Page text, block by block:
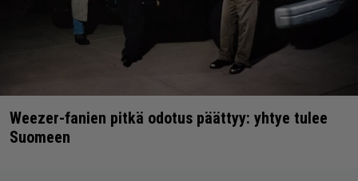
Weezer-fanien pitkä odotus päättyy: yhtye tulee
Suomeen